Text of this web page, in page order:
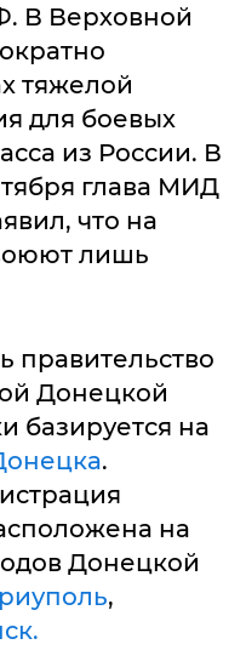
В Верховной
тяжелой
для боевых
из России. В
глава МИД
что на
лишь
правительство
Донецкой
базируется на
.
на
Донецкой
,